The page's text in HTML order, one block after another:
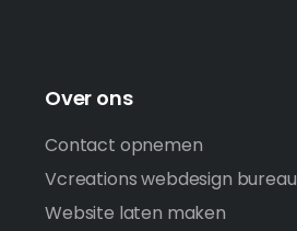
Over ons
Contact opnemen
Vcreations webdesign bureau
Website laten maken